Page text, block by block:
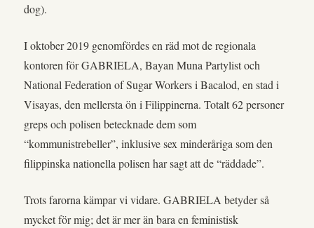
dog).
I oktober 2019 genomfördes en räd mot de regionala
kontoren för GABRIELA, Bayan Muna Partylist och
National Federation of Sugar Workers i Bacalod, en stad i
Visayas, den mellersta ön i Filippinerna. Totalt 62 personer
greps och polisen betecknade dem som
“kommunistrebeller”, inklusive sex minderåriga som den
filippinska nationella polisen har sagt att de “räddade”.
Trots farorna kämpar vi vidare. GABRIELA betyder så
mycket för mig; det är mer än bara en feministisk